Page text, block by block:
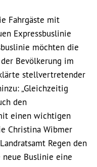
Fahrgäste mit
Expressbuslinie
möchten die
Bevölkerung im
stellvertretender
„Gleichzeitig
den
einen wichtigen
Christina Wibmer
Regen den
Buslinie eine